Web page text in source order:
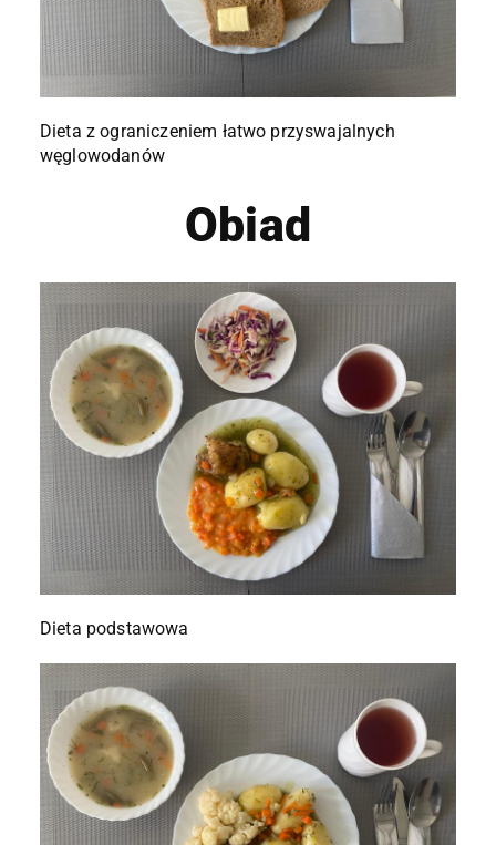
Dieta z ograniczeniem łatwo przyswajalnych
węglowodanów
Obiad
Dieta podstawowa